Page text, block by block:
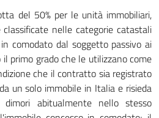
del 50% per le unità immobiliari,
nelle categorie catastali
comodato dal soggetto passivo ai
primo grado che le utilizzano come
che il contratto sia registrato
un solo immobile in Italia e risieda
dimori abitualmente nello stesso